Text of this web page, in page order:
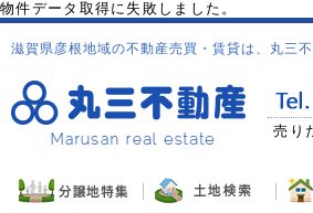
物件データ取得に失敗しました。
滋賀県彦根地域の不動産売買・賃貸は、丸三
ント！ 売り